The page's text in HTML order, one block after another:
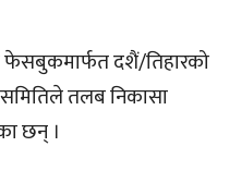
फेसबुकमार्फत दशैं/तिहारको
तलब निकासा
छन् ।